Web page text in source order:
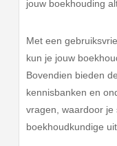
jouw boekhouding
Met een
kun je jouw
Bovendien bieden
kennisbanken en
vragen, waardoor je
boekhoudkundige